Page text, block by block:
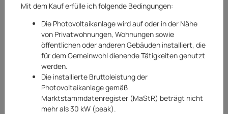
Mit dem Kauf erfülle ich folgende Bedingungen:
Die Photovoltaikanlage wird auf oder in der Nähe
von Privatwohnungen, Wohnungen sowie
öffentlichen oder anderen Gebäuden installiert, die
für dem Gemeinwohl dienende Tätigkeiten genutzt
werden.
Die installierte Bruttoleistung der
Photovoltaikanlage gemäß
Marktstammdatenregister (MaStR) beträgt nicht
mehr als 30 kW (peak).